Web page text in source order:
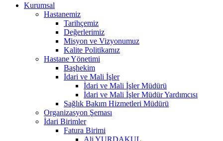
Kurumsal
Hastanemiz
Tarihçemiz
Değerlerimiz
Misyon ve Vizyonumuz
Kalite Politikamız
Hastane Yönetimi
Başhekim
İdari ve Mali İşler
İdari ve Mali İşler Müdürü
İdari ve Mali İşler Müdür Yardımcısı
Sağlık Bakım Hizmetleri Müdürü
Organizasyon Şeması
İdari Birimler
Fatura Birimi
Ali YURDAKUL